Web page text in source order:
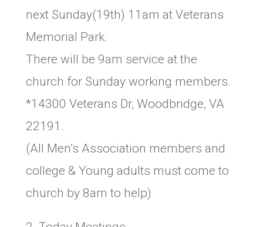
next Sunday(19th) 11am at Veterans
Memorial Park.
There will be 9am service at the
church for Sunday working members.
*14300 Veterans Dr, Woodbridge, VA
22191.
(All Men’s Association members and
college & Young adults must come to
church by 8am to help)